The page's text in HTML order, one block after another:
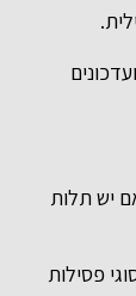
יש תלות
פסילות